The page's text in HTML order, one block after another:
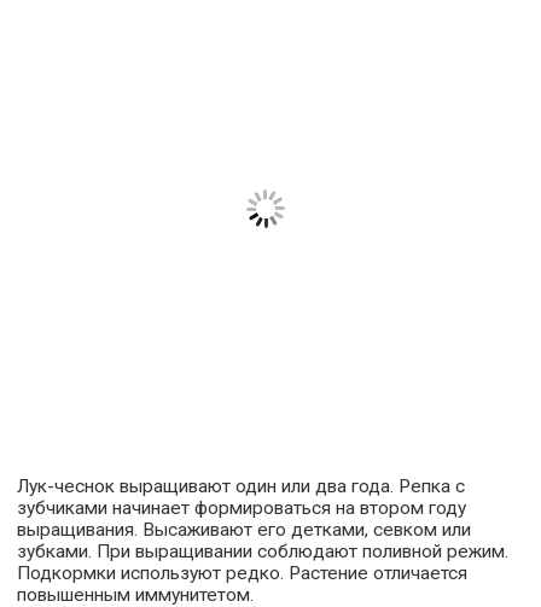
Лук-чеснок выращивают один или два года. Репка с
зубчиками начинает формироваться на втором году
выращивания. Высаживают его детками, севком или
зубками. При выращивании соблюдают поливной режим.
Подкормки используют редко. Растение отличается
повышенным иммунитетом.